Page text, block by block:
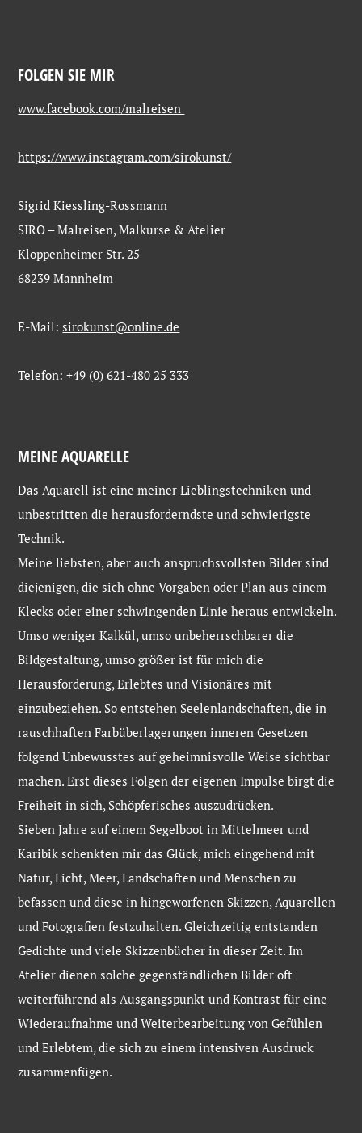
FOLGEN SIE MIR
www.facebook.com/malreisen
https://www.instagram.com/sirokunst/
Sigrid Kiessling-Rossmann
SIRO – Malreisen, Malkurse & Atelier
Kloppenheimer Str. 25
68239 Mannheim
E-Mail:sirokunst@online.de
Telefon: +49 (0) 621-480 25 333
MEINE AQUARELLE
Das Aquarell ist eine meiner Lieblingstechniken und
unbestritten die herausforderndste und schwierigste
Technik.
Meine liebsten, aber auch anspruchsvollsten Bilder sind
diejenigen, die sich ohne Vorgaben oder Plan aus einem
Klecks oder einer schwingenden Linie heraus entwickeln.
Umso weniger Kalkül, umso unbeherrschbarer die
Bildgestaltung, umso größer ist für mich die
Herausforderung, Erlebtes und Visionäres mit
einzubeziehen. So entstehen Seelenlandschaften, die in
rauschhaften Farbüberlagerungen inneren Gesetzen
folgend Unbewusstes auf geheimnisvolle Weise sichtbar
machen. Erst dieses Folgen der eigenen Impulse birgt die
Freiheit in sich, Schöpferisches auszudrücken.
Sieben Jahre auf einem Segelboot in Mittelmeer und
Karibik schenkten mir das Glück, mich eingehend mit
Natur, Licht, Meer, Landschaften und Menschen zu
befassen und diese in hingeworfenen Skizzen, Aquarellen
und Fotografien festzuhalten. Gleichzeitig entstanden
Gedichte und viele Skizzenbücher in dieser Zeit. Im
Atelier dienen solche gegenständlichen Bilder oft
weiterführend als Ausgangspunkt und Kontrast für eine
Wiederaufnahme und Weiterbearbeitung von Gefühlen
und Erlebtem, die sich zu einem intensiven Ausdruck
zusammenfügen.